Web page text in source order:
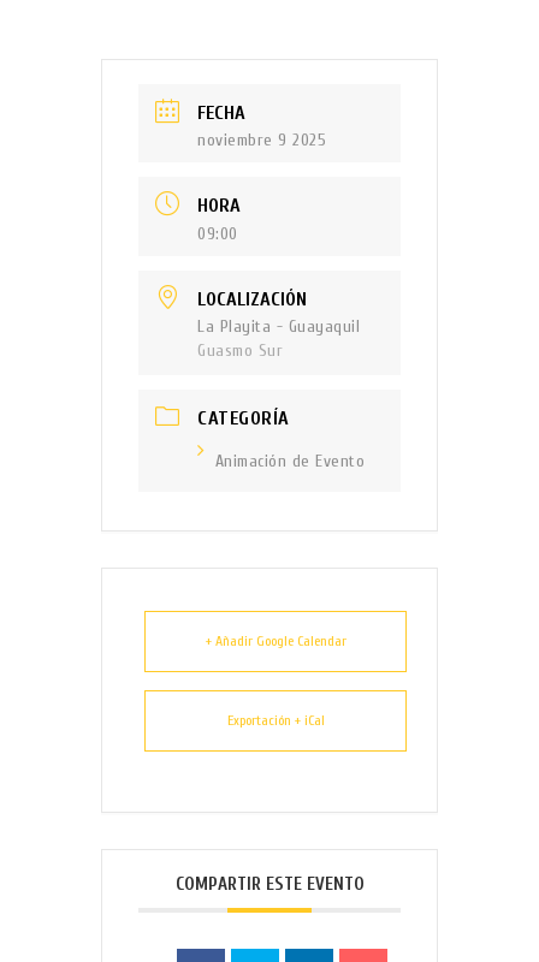
FECHA
noviembre 9 2025
HORA
09:00
LOCALIZACIÓN
La Playita - Guayaquil
Guasmo Sur
CATEGORÍA
Animación de Evento
+ Añadir Google Calendar
Exportación + iCal
COMPARTIR ESTE EVENTO